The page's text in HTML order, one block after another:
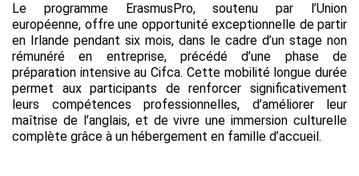
Le programme ErasmusPro, soutenu par l’Union
européenne, offre une opportunité exceptionnelle de partir
en Irlande pendant six mois, dans le cadre d’un stage non
rémunéré en entreprise, précédé d’une phase de
préparation intensive au Cifca. Cette mobilité longue durée
permet aux participants de renforcer significativement
leurs compétences professionnelles, d’améliorer leur
maîtrise de l’anglais, et de vivre une immersion culturelle
complète grâce à un hébergement en famille d’accueil.